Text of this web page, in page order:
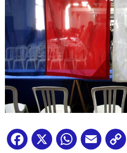
Facebook
X WhatsApp
Email